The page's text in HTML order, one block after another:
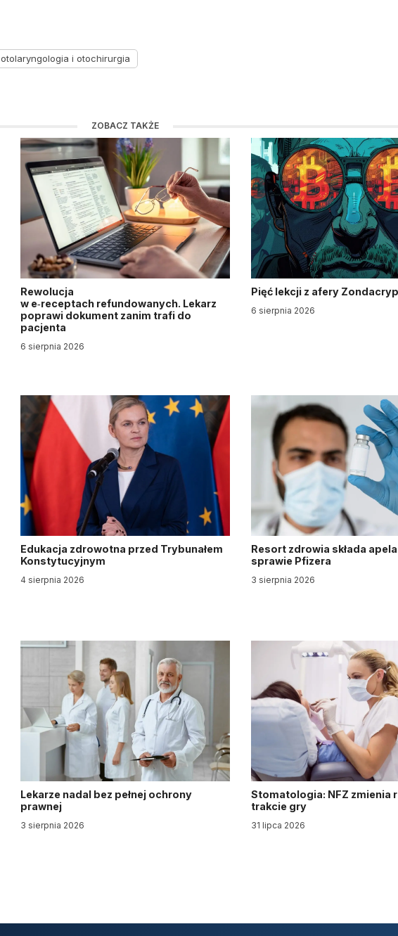
otolaryngologia i otochirurgia
ZOBACZ TAKŻE
Rewolucja
w e‑receptach refundowanych. Lekarz
poprawi dokument zanim trafi do
pacjenta
6 sierpnia 2026
Pięć lekcji z afery
6 sierpnia 2026
Edukacja zdrowotna przed Trybunałem
Konstytucyjnym
4 sierpnia 2026
Resort zdrowia składa
sprawie Pfizera
3 sierpnia 2026
Lekarze nadal bez pełnej ochrony
prawnej
3 sierpnia 2026
Stomatologia: NFZ zmienia
trakcie gry
31 lipca 2026